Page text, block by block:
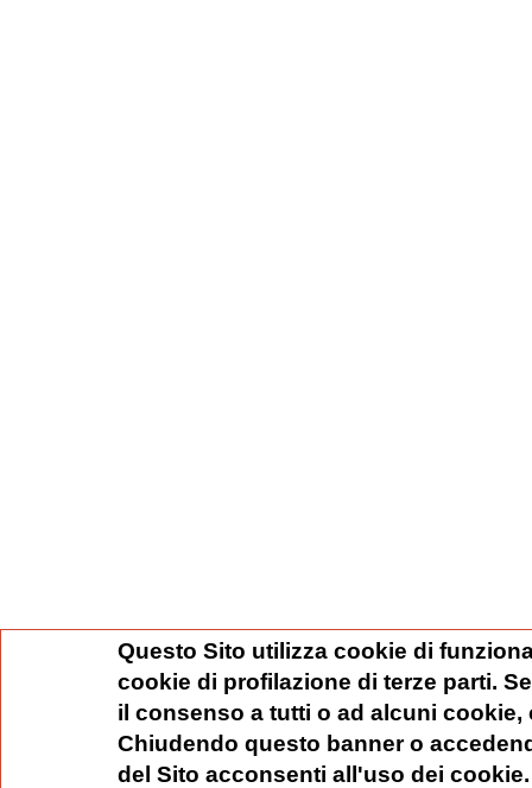
Questo Sito utilizza cookie di
cookie di profilazione di terze parti.
il consenso a tutti o ad alcuni
Chiudendo questo banner o
del Sito acconsenti all'uso dei cookie.